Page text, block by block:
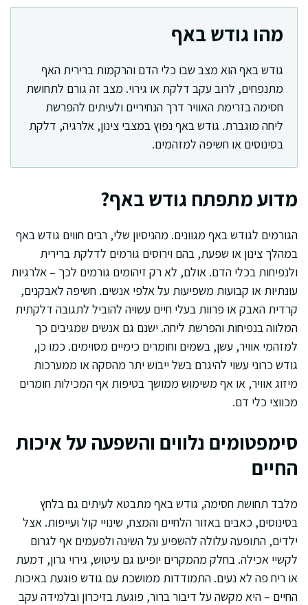
מהו גודש באף
גודש באף הוא מצב שבו כלי הדם והרקמות ברירית האף
מתנפחים, לרוב עקב דלקת או גירוי. מצב זה גורם לתחושת
חסימה בזרימת האוויר דרך הנחיריים ולעיתים להפרשת
ליחה מוגברת. גודש באף נפוץ במצבי צינון, אלרגיה, דלקת
בסינוסים או חשיפה למזהמים.
מדוע מתפתח גודש באף?
הגורמים לגודש באף מגוונים. מהניסיון שלי, רבים חווים גודש באף
במהלך צינון או שפעת, בהם וירוסים גורמים לדלקת ברירית
ולנפיחות בכלי הדם. אולם, לא רק זיהומים גורמים לכך – אלרגיות
עונתיות או קבועות משפיעות על אלפי אנשים. חשיפה לאבקנים,
קרדית האבק או פרוות בעלי חיים עשויה להוביל לתגובה דלקתית
המלווה בנפיחות והפרשת ליחה. ישנם גם אנשים שמגיבים כך
למזהמי אוויר, עשן, בשמים וחומרים כימיים מסוימים. כמו כן,
גודש כרוני עשוי להיגרם בשל ייבוש יתר מהסקה או ממערכות
מיזוג אוויר, או אף משימוש ממושך בטיפות אף המכילות חומרים
מכווצי כלי דם.
סימפטומים נלווים והשפעה על איכות
החיים
מלבד תחושת חסימה, גודש באף מתבטא לעיתים גם בלחץ
בסינוסים, כאבים באזור הלחיים והמצח, שינויי קול ועייפות. אצל
ילדים, התופעה עלולה להשפיע על השינה ולפעמים אף לגרום
לקשיי אכילה. בחלק מהמקרים יופיעו גם עיטוש, גירוי גרון, דמעת
או ריח פה לא נעים. התמודדות ממושכת עם גודש פוגעת באיכות
החיים – היא מקשה על דיבור ברור, פוגעת בזיכרון ובלמידה עקב